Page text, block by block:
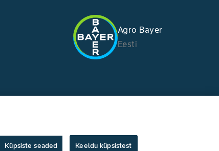
Agro Bayer
Eesti
Küpsiste seaded Keeldu küpsistest